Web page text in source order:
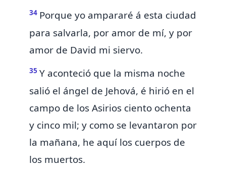
34 Porque yo ampararé á esta ciudad
para salvarla, por amor de mí, y por
amor de David mi siervo.
35 Y aconteció que la misma noche
salió el ángel de Jehová, é hirió en el
campo de los Asirios ciento ochenta
y cinco mil; y como se levantaron por
la mañana, he aquí los cuerpos de
los muertos.